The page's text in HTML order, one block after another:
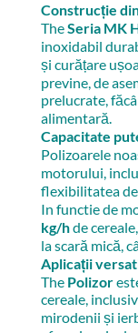
Construcție
TheSeria MK
inoxidabil
și curățare
previne, de
prelucrate,
alimentară.
Capacitate
Polizoarele
motorului,
flexibilitatea
In functie de
kg/hde
la scară mică,
Aplicații
The Polizor
cereale,
mirodenii și